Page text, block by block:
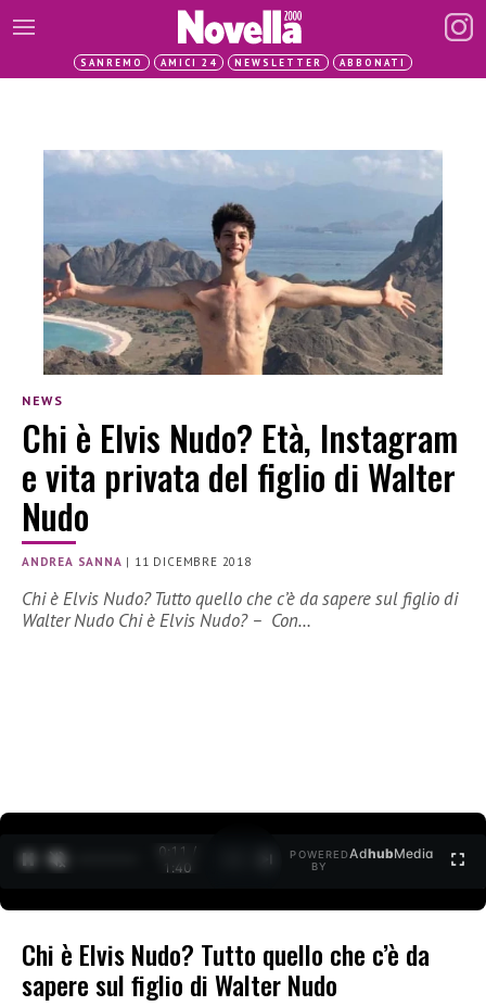
SANREMO AMICI 24 NEWSLETTER ABBONATI
NEWS
Chi è Elvis Nudo? Età, Instagram
e vita privata del figlio di Walter
Nudo
ANDREA SANNA | 11 DICEMBRE 2018
Chi è Elvis Nudo? Tutto quello che c’è da sapere sul figlio di
Walter Nudo Chi è Elvis Nudo? – Con…
0:12 /
1:40
POWERED
BY
AdhubMedia
Chi è Elvis Nudo? Tutto quello che c’è da
sapere sul figlio di Walter Nudo